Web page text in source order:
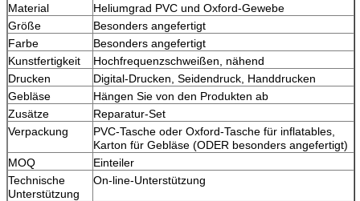
Material
Heliumgrad PVC und Oxford-Gewebe
Größe
Besonders angefertigt
Farbe
Besonders angefertigt
Kunstfertigkeit
Hochfrequenzschweißen, nähend
Drucken
Digital-Drucken, Seidendruck, Handdrucken
Gebläse
Hängen Sie von den Produkten ab
Zusätze
Reparatur-Set
Verpackung
PVC-Tasche oder Oxford-Tasche für inflatables,
Karton für Gebläse (ODER besonders angefertigt)
MOQ
Einteiler
Technische
Unterstützung
On-line-Unterstützung